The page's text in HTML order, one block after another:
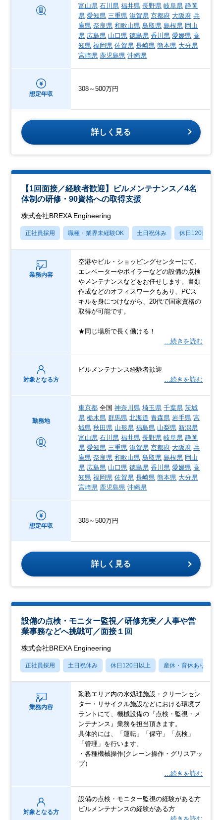
富山県 石川県 福井県 長野県 岐阜県 静岡
県 愛知県 三重県 滋賀県 京都府 大阪府 兵
庫県 奈良県 和歌山県 鳥取県 島根県 岡山
県 広島県 山口県 徳島県 香川県 愛媛県 高
知県 福岡県 佐賀県 長崎県 熊本県 大分県
宮崎県 鹿児島県 沖縄県
想定年収
308～500万円
詳しく見る
【1回面接／経験者歓迎】ビルメンテナンス／4名
体制の研修・90資格への取得支援
株式会社BREXA Engineering
正社員採用 職種・業界未経験OK 土日祝休み 休日120日以上
業務内容
空港やビル・ショッピングセンターにて、
エレベーターやボイラーなどの設備の点検
やメンテナンスなどをお任せします。書類
作成などのオフィスワークもあり、PCス
キルを身につけながら、20代で国家資格の
取得が可能です。
★同じ場所で長く働ける！
…続きを読む
対象となる方
ビルメンテナンス経験者歓迎
…続きを読む
勤務地
東京都 全国神奈川県 埼玉県 千葉県 茨城
県 栃木県 群馬県 北海道 青森県 岩手県 宮
城県 秋田県 山形県 福島県 山梨県 新潟県
富山県 石川県 福井県 長野県 岐阜県 静岡
県 愛知県 三重県 滋賀県 京都府 大阪府 兵
庫県 奈良県 和歌山県 鳥取県 島根県 岡山
県 広島県 山口県 徳島県 香川県 愛媛県 高
知県 福岡県 佐賀県 長崎県 熊本県 大分県
宮崎県 鹿児島県 沖縄県
想定年収
308～500万円
詳しく見る
設備の点検・モニター監視／研修充実／人事や営
業事務などへ挑戦可／面接１回
株式会社BREXA Engineering
正社員採用 土日祝休み 休日120日以上 産休・育休あり
業務内容
勤務エリア内の水処理施設・クリーンセン
ター・リサイクル施設などにおける環境プ
ラントにて、機械設備の『点検・監視・メ
ンテナンス』業務を担当頂きます。
具体的には、「運転」「保守」「点検」
「管理」を行います。
・各種機械操作(クレーン操作・グリスアッ
プ）
…続きを読む
対象となる方
設備の点検・モニター監視の経験がある方
ビルメンテナンスの経験がある方